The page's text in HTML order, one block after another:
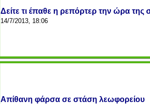
Δείτε τι έπαθε η ρεπόρτερ την ώρα της
14/7/2013, 18:06
Απίθανη φάρσα σε στάση λεωφορείου